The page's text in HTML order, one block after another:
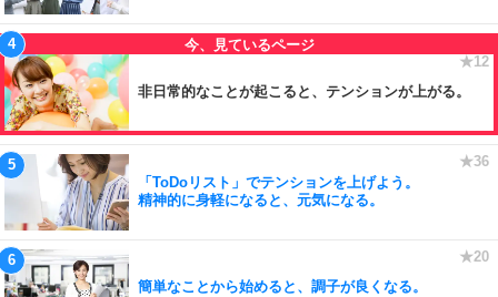
非日常的なことが起こると、テンションが上がる。
「ToDoリスト」でテンションを上げよう。
精神的に身軽になると、元気になる。
簡単なことから始めると、調子が良くなる。